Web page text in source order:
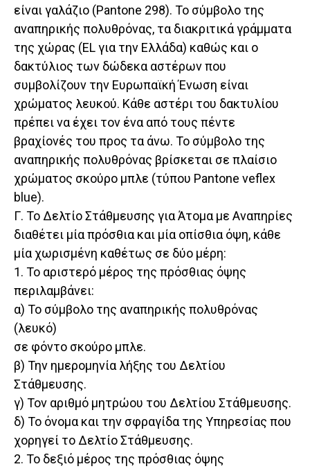
είναι γαλάζιο (Pantone 298). Το σύμβολο της
αναπηρικής πολυθρόνας, τα διακριτικά γράμματα
της χώρας (EL για την Ελλάδα) καθώς και ο
δακτύλιος των δώδεκα αστέρων που
συμβολίζουν την Ευρωπαϊκή Ένωση είναι
χρώματος λευκού. Κάθε αστέρι του δακτυλίου
πρέπει να έχει τον ένα από τους πέντε
βραχίονές του προς τα άνω. Το σύμβολο της
αναπηρικής πολυθρόνας βρίσκεται σε πλαίσιο
χρώματος σκούρο μπλε (τύπου Pantone veflex
blue).
Γ. Το Δελτίο Στάθμευσης για Άτομα με Αναπηρίες
διαθέτει μία πρόσθια και μία οπίσθια όψη, κάθε
μία χωρισμένη καθέτως σε δύο μέρη:
1. Το αριστερό μέρος της πρόσθιας όψης
περιλαμβάνει:
α) Το σύμβολο της αναπηρικής πολυθρόνας
(λευκό)
σε φόντο σκούρο μπλε.
β) Την ημερομηνία λήξης του Δελτίου
Στάθμευσης.
γ) Τον αριθμό μητρώου του Δελτίου Στάθμευσης.
δ) Το όνομα και την σφραγίδα της Υπηρεσίας που
χορηγεί το Δελτίο Στάθμευσης.
2. Το δεξιό μέρος της πρόσθιας όψης